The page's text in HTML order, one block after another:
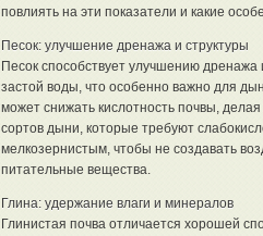
повлиять на эти показатели и какие
Песок: улучшение дренажа и структуры
Песок способствует улучшению дренажа
застой воды, что особенно важно для
может снижать кислотность почвы,
сортов дыни, которые требуют
мелкозернистым, чтобы не создавать
питательные вещества.
Глина: удержание влаги и минералов
Глинистая почва отличается хорошей